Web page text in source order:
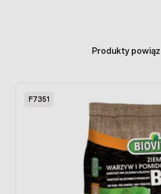
Ten w 100% naturalny nawóz
pomidorów jest bezpieczny dla
Mocno skoncentrowana forma
że jest on bardzo wydajny i
Ekologiczny nawóz Target
materiałów pochodzących z
Produkty
F7351